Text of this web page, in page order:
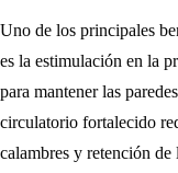
Uno de los principales
es la estimulación en la
para mantener las
circulatorio fortalecido
calambres y retención